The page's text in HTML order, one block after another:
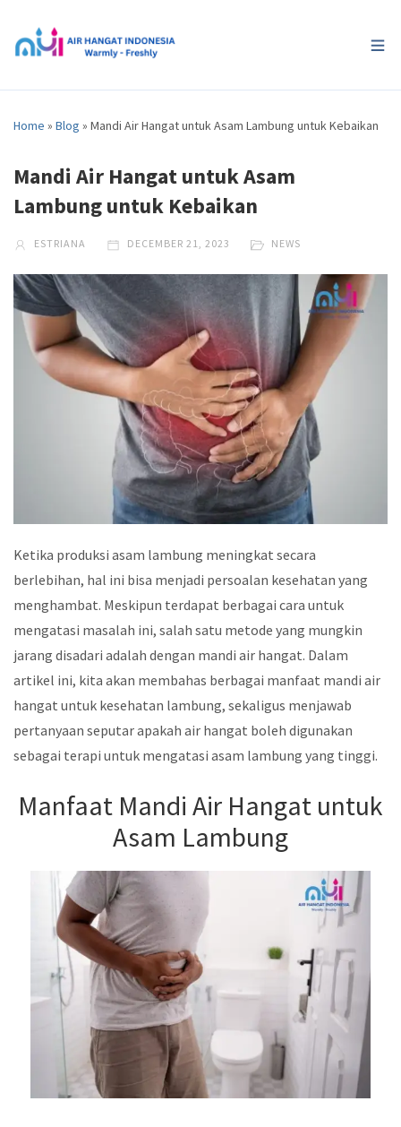
Home » Blog » Mandi Air Hangat untuk Asam Lambung untuk Kebaikan
Mandi Air Hangat untuk Asam
Lambung untuk Kebaikan
ESTRIANA DECEMBER 21, 2023 NEWS
Ketika produksi asam lambung meningkat secara
berlebihan, hal ini bisa menjadi persoalan kesehatan yang
menghambat. Meskipun terdapat berbagai cara untuk
mengatasi masalah ini, salah satu metode yang mungkin
jarang disadari adalah dengan mandi air hangat. Dalam
artikel ini, kita akan membahas berbagai manfaat mandi air
hangat untuk kesehatan lambung, sekaligus menjawab
pertanyaan seputar apakah air hangat boleh digunakan
sebagai terapi untuk mengatasi asam lambung yang tinggi.
Manfaat Mandi Air Hangat untuk
Asam Lambung